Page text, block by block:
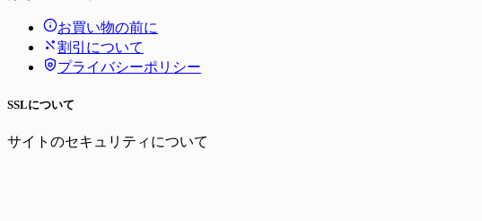
お買い物の前に
割引について
プライバシーポリシー
SSLについて
サイトのセキュリティについて